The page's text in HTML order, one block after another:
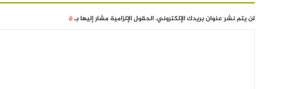
لن يتم نشر عنوان بريدك الإلكتروني.الحقول الإلزامية مشار إليها بـ*